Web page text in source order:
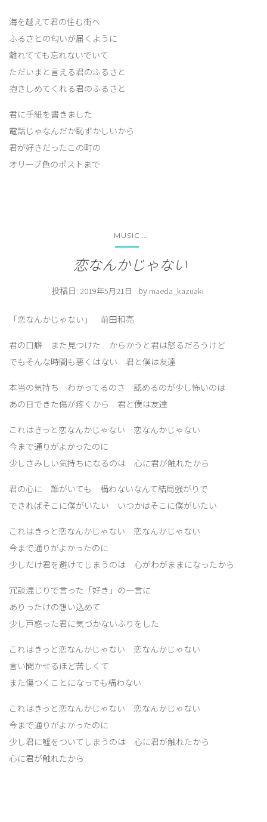
海を越えて君の住む街へ
ふるさとの匂いが届くように
離れてても忘れないでいて
ただいまと言える君のふるさと
抱きしめてくれる君のふるさと
君に手紙を書きました
電話じゃなんだか恥ずかしいから
君が好きだったこの町の
オリーブ色のポストまで
MUSIC ...
恋なんかじゃない
投稿日: 2019年5月21日 by maeda_kazuaki
「恋なんかじゃない」 前田和亮
君の口癖 また見つけた からかうと君は怒るだろうけど
でもそんな時間も悪くはない 君と僕は友達
本当の気持ち わかってるのさ 認めるのが少し怖いのは
あの日できた傷が疼くから 君と僕は友達
これはきっと恋なんかじゃない 恋なんかじゃない
今まで通りがよかったのに
少しさみしい気持ちになるのは 心に君が触れたから
君の心に 誰がいても 構わないなんて結局強がりで
できればそこに僕がいたい いつかはそこに僕がいたい
これはきっと恋なんかじゃない 恋なんかじゃない
今まで通りがよかったのに
少しだけ君を避けてしまうのは 心がわがままになったから
冗談混じりで言った「好き」の一言に
ありったけの想い込めて
少し戸惑った君に気づかないふりをした
これはきっと恋なんかじゃない 恋なんかじゃない
言い聞かせるほど苦しくて
また傷つくことになっても構わない
これはきっと恋なんかじゃない 恋なんかじゃない
今まで通りがよかったのに
少し君に嘘をついてしまうのは 心に君が触れたから
心に君が触れたから